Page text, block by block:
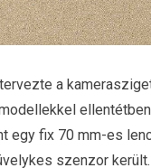
a
egy fix 70 mm-es
szenzor